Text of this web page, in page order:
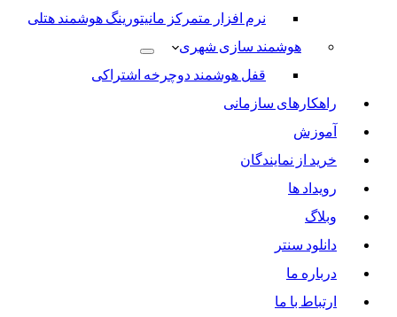
نرم افزار متمرکز مانیتورینگ هوشمند هتلی
هوشمند سازی شهری
قفل هوشمند دوچرخه اشتراکی
راهکارهای سازمانی
آموزش
خرید از نمایندگان
رویداد ها
وبلاگ
دانلود سنتر
درباره ما
ارتباط با ما